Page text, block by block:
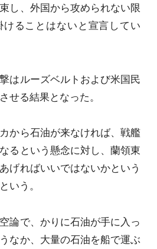
し、外国から攻められない限
ることはないと宣言してい
はルーズベルトおよび米国民
せる結果となった。
から石油が来なければ、戦艦
るという懸念に対し、蘭領東
げればいいではないかという
いう。
論で、かりに石油が手に入っ
なか、大量の石油を船で運ぶ